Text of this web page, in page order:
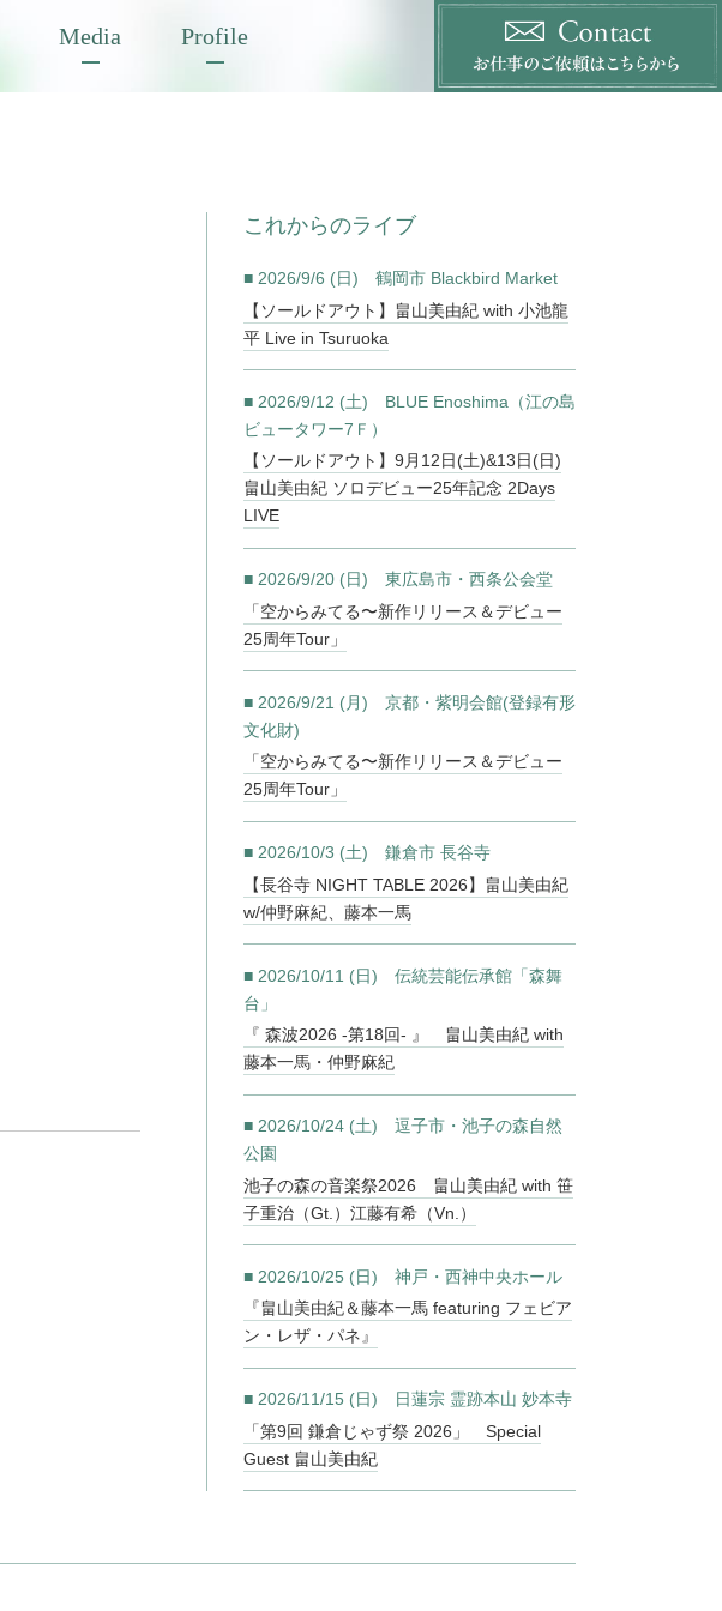
Media Profile
これからのライブ
■ 2026/9/6 (日) 鶴岡市 Blackbird Market
【ソールドアウト】畠山美由紀 with 小池龍
平 Live in Tsuruoka
■ 2026/9/12 (土) BLUE Enoshima（江の島
ビュータワー7Ｆ）
【ソールドアウト】9月12日(土)&13日(日)
畠山美由紀 ソロデビュー25年記念 2Days
LIVE
■ 2026/9/20 (日) 東広島市・西条公会堂
「空からみてる〜新作リリース＆デビュー
25周年Tour」
■ 2026/9/21 (月) 京都・紫明会館(登録有形
文化財)
「空からみてる〜新作リリース＆デビュー
25周年Tour」
■ 2026/10/3 (土) 鎌倉市 長谷寺
【長谷寺 NIGHT TABLE 2026】畠山美由紀
w/仲野麻紀、藤本一馬
■ 2026/10/11 (日) 伝統芸能伝承館「森舞
台」
『 森波2026 -第18回- 』 畠山美由紀 with
藤本一馬・仲野麻紀
■ 2026/10/24 (土) 逗子市・池子の森自然
公園
池子の森の音楽祭2026 畠山美由紀 with 笹
子重治（Gt.）江藤有希（Vn.）
■ 2026/10/25 (日) 神戸・西神中央ホール
『畠山美由紀＆藤本一馬 featuring フェビア
ン・レザ・パネ』
■ 2026/11/15 (日) 日蓮宗 霊跡本山 妙本寺
「第9回 鎌倉じゃず祭 2026」 Special
Guest 畠山美由紀